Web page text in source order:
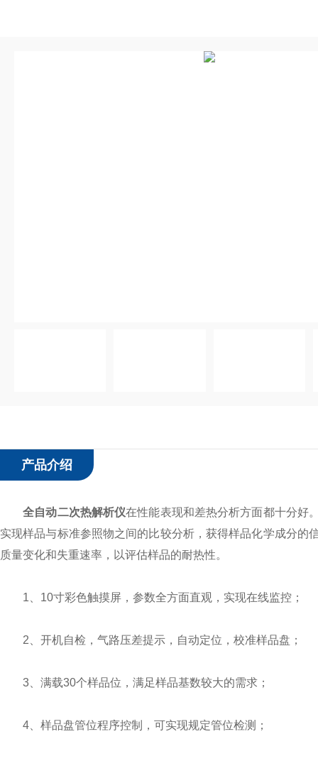
产品介绍
全自动二次热解析仪在性能表现和差热分析方面都十分好
实现样品与标准参照物之间的比较分析，获得样品化学成分的
质量变化和失重速率，以评估样品的耐热性。
1、10寸彩色触摸屏，参数全方面直观，实现在线监控；
2、开机自检，气路压差提示，自动定位，校准样品盘；
3、满载30个样品位，满足样品基数较大的需求；
4、样品盘管位程序控制，可实现规定管位检测；